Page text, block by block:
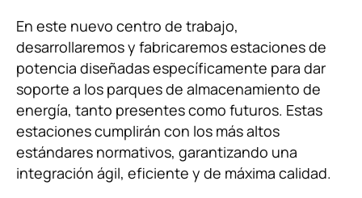
En este nuevo centro de trabajo,
desarrollaremos y fabricaremos estaciones de
potencia diseñadas específicamente para dar
soporte a los parques de almacenamiento de
energía, tanto presentes como futuros. Estas
estaciones cumplirán con los más altos
estándares normativos, garantizando una
integración ágil, eficiente y de máxima calidad.